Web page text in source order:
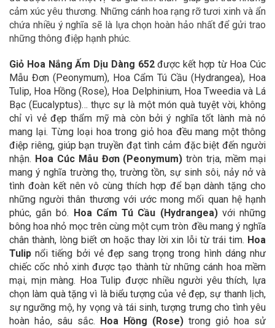
cảm xúc yêu thương. Những cánh hoa rạng rỡ tươi xinh và ẩn
chứa nhiều ý nghĩa sẽ là lựa chọn hoàn hảo nhất để gửi trao
những thông điệp hạnh phúc.
Giỏ Hoa Nắng Ấm Dịu Dàng 652 được kết hợp từ Hoa Cúc
Mẫu Đơn (Peonymum), Hoa Cẩm Tú Cầu (Hydrangea), Hoa
Tulip, Hoa Hồng (Rose), Hoa Delphinium, Hoa Tweedia và Lá
Bạc (Eucalyptus)… thực sự là một món quà tuyệt vời, không
chỉ vì vẻ đẹp thẩm mỹ mà còn bởi ý nghĩa tốt lành mà nó
mang lại. Từng loại hoa trong giỏ hoa đều mang một thông
điệp riêng, giúp bạn truyền đạt tình cảm đặc biệt đến người
nhận. Hoa Cúc Mẫu Đơn (Peonymum) tròn trịa, mềm mại
mang ý nghĩa trường thọ, trường tồn, sự sinh sôi, nảy nở và
tình đoàn kết nên vô cùng thích hợp để bạn dành tặng cho
những người thân thương với ước mong mối quan hệ hạnh
phúc, gắn bó. Hoa Cẩm Tú Cầu (Hydrangea)với những
bông hoa nhỏ mọc trên cùng một cụm tròn đều mang ý nghĩa
chân thành, lòng biết ơn hoặc thay lời xin lỗi từ trái tim. Hoa
Tulip nổi tiếng bởi vẻ đẹp sang trọng trong hình dáng như
chiếc cốc nhỏ xinh được tạo thành từ những cánh hoa mềm
mại, mịn màng. Hoa Tulip được nhiều người yêu thích, lựa
chọn làm quà tặng vì là biểu tượng của vẻ đẹp, sự thanh lịch,
sự ngưỡng mộ, hy vọng và tái sinh, tượng trưng cho tình yêu
hoàn hảo, sâu sắc. Hoa Hồng (Rose) trong giỏ hoa sử